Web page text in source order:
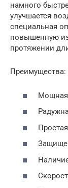
намного
улучшается
специальная
повышенную
протяжении
Преимущества: